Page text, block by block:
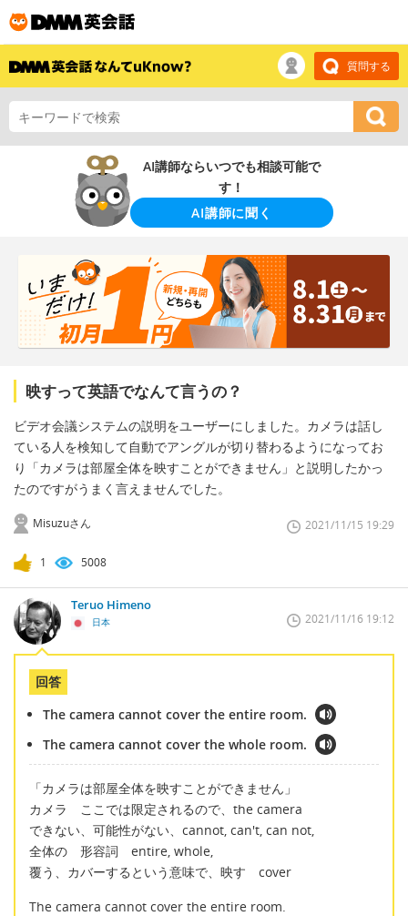
質問する
AI講師ならいつでも相談可能で
す！
AI講師に聞く
映すって英語でなんて言うの？
ビデオ会議システムの説明をユーザーにしました。カメラは話し
ている人を検知して自動でアングルが切り替わるようになってお
り「カメラは部屋全体を映すことができません」と説明したかっ
たのですがうまく言えませんでした。
Misuzuさん 2021/11/15 19:29
1 5008
Teruo Himeno
日本 2021/11/16 19:12
回答
The camera cannot cover the entire room.
The camera cannot cover the whole room.
「カメラは部屋全体を映すことができません」
カメラ ここでは限定されるので、the camera
できない、可能性がない、cannot, can't, can not,
全体の 形容詞 entire, whole,
覆う、カバーするという意味で、映す cover
The camera cannot cover the entire room.